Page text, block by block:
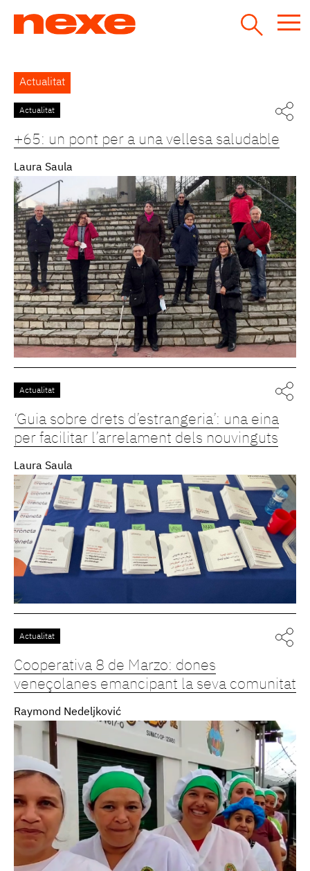
Back
to
top
Actualitat
Actualitat
+65: un pont per a una vellesa saludable
Laura Saula
Actualitat
‘Guia sobre drets d’estrangeria’: una eina
per facilitar l’arrelament dels nouvinguts
Laura Saula
Actualitat
Cooperativa 8 de Marzo: dones
veneçolanes emancipant la seva comunitat
Raymond Nedeljković
Pàgines